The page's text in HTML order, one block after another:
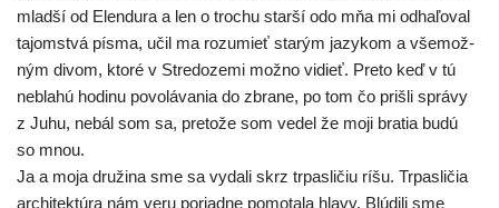
mlad­ší od Elendura a len o tro­chu star­ší odo mňa mi odha­ľo­val
tajom­stvá pís­ma, učil ma roz­umieť sta­rým jazy­kom a vše­mož­
ným divom, kto­ré v Stredozemi mož­no vidieť. Preto keď v tú
nebla­hú hodi­nu povo­lá­va­nia do zbra­ne, po tom čo priš­li sprá­vy
z Juhu, nebál som sa, pre­to­že som vedel že moji bra­tia budú
so mnou.
Ja a moja dru­ži­na sme sa vyda­li skrz trpas­li­čiu ríšu. Trpasličia
archi­tek­tú­ra nám veru poriad­ne pomo­ta­la hla­vy. Blúdili sme